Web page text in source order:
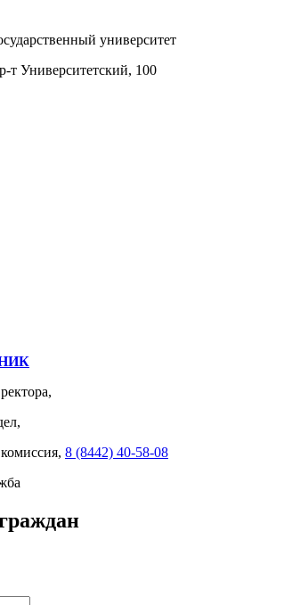
университет
т Университетский, 100
8 (8442) 40-58-08